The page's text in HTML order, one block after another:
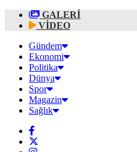
GALERİ
VİDEO
Gündem
Ekonomi
Politika
Dünya
Spor
Magazin
Sağlık